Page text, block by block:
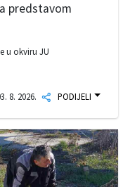
predstavom
u okviru JU
8. 2026. PODIJELI